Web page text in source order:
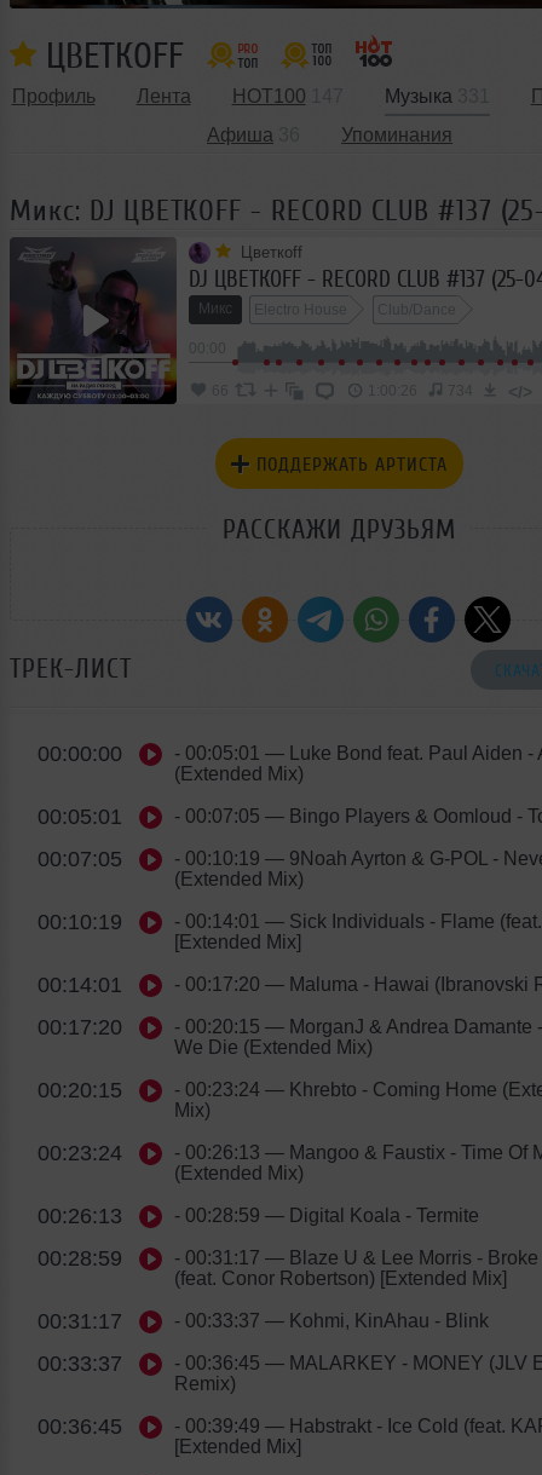
ЦВЕТКОFF
Профиль Лента HOT100 Музыка
Афиша
Упоминания
Микс: DJ ЦВЕТКОFF - RECORD CLUB #137
Цветкоff
DJ ЦВЕТКОFF - RECORD CLUB #137 (25-
Микс Electro House Club/Dance
66 1:00:26 734 </>
ПОДДЕРЖАТЬ АРТИСТА
РАССКАЖИ ДРУЗЬЯМ
ТРЕК-ЛИСТ
00:00:00 - 00:05:01 — Luke Bond feat. Paul Aiden -
(Extended Mix)
00:05:01 - 00:07:05 — Bingo Players & Oomloud -
00:07:05 - 00:10:19 — 9Noah Ayrton & G-POL -
(Extended Mix)
00:10:19 - 00:14:01 — Sick Individuals - Flame
[Extended Mix]
00:14:01 - 00:17:20 — Maluma - Hawai (Ibranovski
00:17:20 - 00:20:15 — MorganJ & Andrea Damante
We Die (Extended Mix)
00:20:15 - 00:23:24 — Khrebto - Coming Home
Mix)
00:23:24 - 00:26:13 — Mangoo & Faustix - Time Of
(Extended Mix)
00:26:13 - 00:28:59 — Digital Koala - Termite
00:28:59 - 00:31:17 — Blaze U & Lee Morris - Broke
(feat. Conor Robertson) [Extended Mix]
00:31:17 - 00:33:37 — Kohmi, KinAhau - Blink
00:33:37 - 00:36:45 — MALARKEY - MONEY (JLV
Remix)
00:36:45 - 00:39:49 — Habstrakt - Ice Cold (feat.
[Extended Mix]